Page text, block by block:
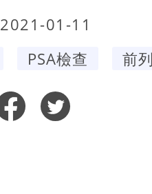
2021-01-11
PSA檢查 前